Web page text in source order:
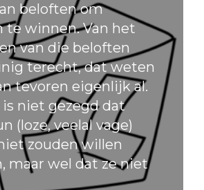
beloften om
te winnen. Van het
van die beloften
terecht, dat weten
tevoren eigenlijk al.
niet gezegd dat
(loze, veelal vage)
zouden willen
maar wel dat ze niet